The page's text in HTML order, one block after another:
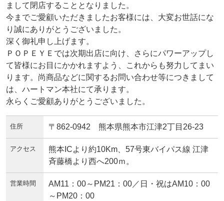
まして閉店することとなりました。
今までご愛顧いただきましたお客様には、大変お世話にな
り誠にありがとうございました。
深く御礼申し上げます。
ＰＯＰＥＹＥでは次期出店に向け、さらにパワーアップし
て皆様にお目にかかれますよう、これからも努力してまい
ります。尚商品などに関するお問い合わせ等につきまして
は、ハートマン本社にて承ります。
永らくご愛顧ありがとうございました。
住所 〒862-0942 熊本県熊本市江津2丁目26-23
アクセス
熊本ICより約10Km、57号東バイパス線 江津
斉藤橋より西へ200ｍ。
営業時間
AM11：00～PM21：00／日・祝はAM10：00
～PM20：00